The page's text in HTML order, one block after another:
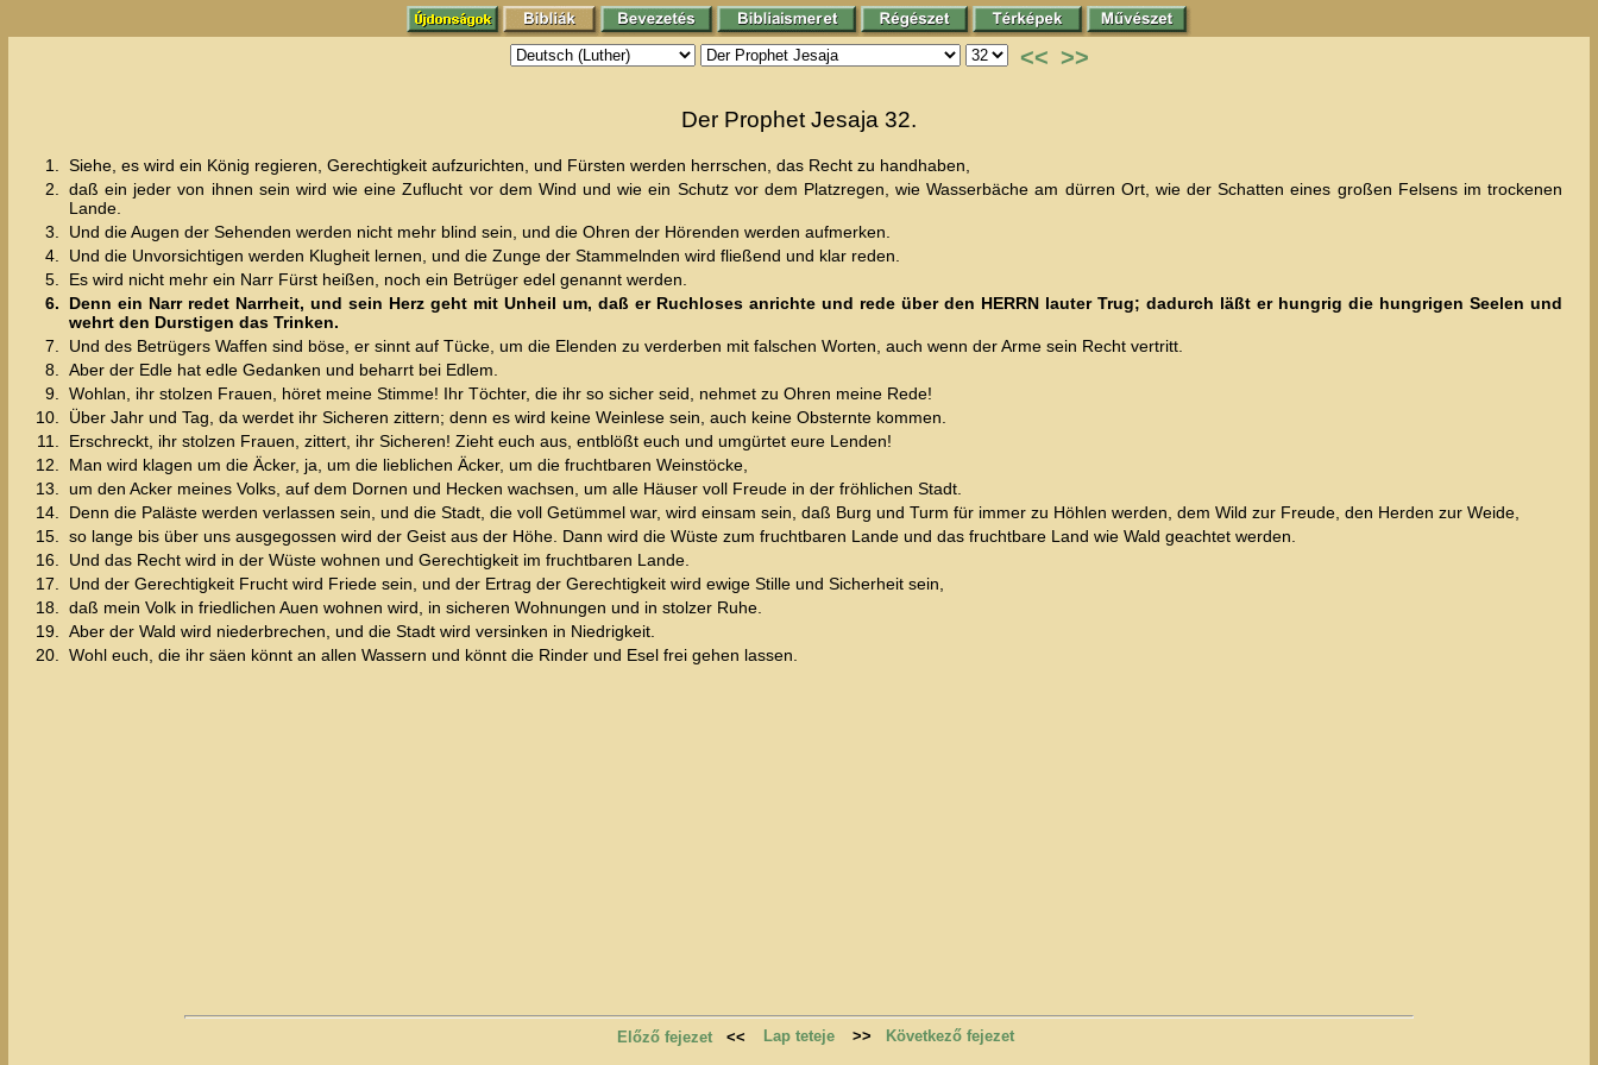
<< >>
Der Prophet Jesaja 32.
1.
Siehe, es wird ein König regieren, Gerechtigkeit aufzurichten, und Fürsten werden herrschen, das Recht zu handhaben,
2.
daß ein jeder von ihnen sein wird wie eine Zuflucht vor dem Wind und wie ein Schutz vor dem Platzregen, wie Wasserbäche am dürren Ort, wie der Schatten eines großen Felsens im trockenen
Lande.
3.
Und die Augen der Sehenden werden nicht mehr blind sein, und die Ohren der Hörenden werden aufmerken.
4.
Und die Unvorsichtigen werden Klugheit lernen, und die Zunge der Stammelnden wird fließend und klar reden.
5.
Es wird nicht mehr ein Narr Fürst heißen, noch ein Betrüger edel genannt werden.
6.
Denn ein Narr redet Narrheit, und sein Herz geht mit Unheil um, daß er Ruchloses anrichte und rede über den HERRN lauter Trug; dadurch läßt er hungrig die hungrigen Seelen und
wehrt den Durstigen das Trinken.
7.
Und des Betrügers Waffen sind böse, er sinnt auf Tücke, um die Elenden zu verderben mit falschen Worten, auch wenn der Arme sein Recht vertritt.
8.
Aber der Edle hat edle Gedanken und beharrt bei Edlem.
9.
Wohlan, ihr stolzen Frauen, höret meine Stimme! Ihr Töchter, die ihr so sicher seid, nehmet zu Ohren meine Rede!
10.
Über Jahr und Tag, da werdet ihr Sicheren zittern; denn es wird keine Weinlese sein, auch keine Obsternte kommen.
11.
Erschreckt, ihr stolzen Frauen, zittert, ihr Sicheren! Zieht euch aus, entblößt euch und umgürtet eure Lenden!
12.
Man wird klagen um die Äcker, ja, um die lieblichen Äcker, um die fruchtbaren Weinstöcke,
13.
um den Acker meines Volks, auf dem Dornen und Hecken wachsen, um alle Häuser voll Freude in der fröhlichen Stadt.
14.
Denn die Paläste werden verlassen sein, und die Stadt, die voll Getümmel war, wird einsam sein, daß Burg und Turm für immer zu Höhlen werden, dem Wild zur Freude, den Herden zur Weide,
15.
so lange bis über uns ausgegossen wird der Geist aus der Höhe. Dann wird die Wüste zum fruchtbaren Lande und das fruchtbare Land wie Wald geachtet werden.
16.
Und das Recht wird in der Wüste wohnen und Gerechtigkeit im fruchtbaren Lande.
17.
Und der Gerechtigkeit Frucht wird Friede sein, und der Ertrag der Gerechtigkeit wird ewige Stille und Sicherheit sein,
18.
daß mein Volk in friedlichen Auen wohnen wird, in sicheren Wohnungen und in stolzer Ruhe.
19.
Aber der Wald wird niederbrechen, und die Stadt wird versinken in Niedrigkeit.
20.
Wohl euch, die ihr säen könnt an allen Wassern und könnt die Rinder und Esel frei gehen lassen.
Előző fejezet << Lap teteje >> Következő fejezet